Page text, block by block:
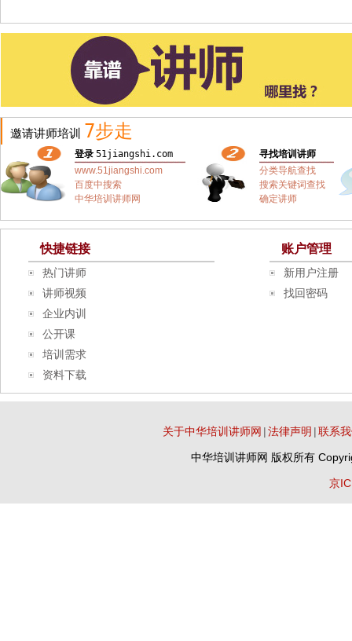
邀请讲师培训 7步走
登录 51jiangshi.com
www.51jiangshi.com
百度中搜索
中华培训讲师网
寻找培训讲师
分类导航查找
搜索关键词查找
确定讲师
快捷链接
热门讲师
讲师视频
企业内训
公开课
培训需求
资料下载
账户管理
新用户注册
找回密码
关于中华培训讲师网 |法律声明 |联系
中华培训讲师网 版权所有
京